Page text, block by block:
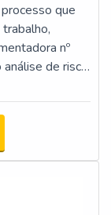
que
nº
de risco,
e
os
legais e